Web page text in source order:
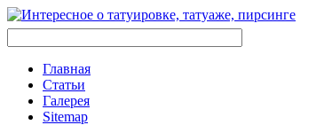
Главная
Стaтьи
Галерея
Sitemap